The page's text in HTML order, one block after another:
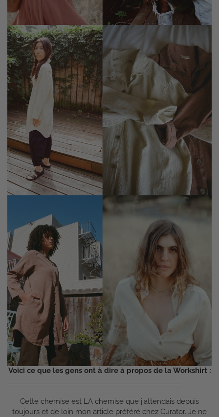
Voici ce que les gens ont à dire à propos de la Workshirt :
Cette chemise est LA chemise que j'attendais depuis
toujours et de loin mon article préféré chez Curator. Je ne